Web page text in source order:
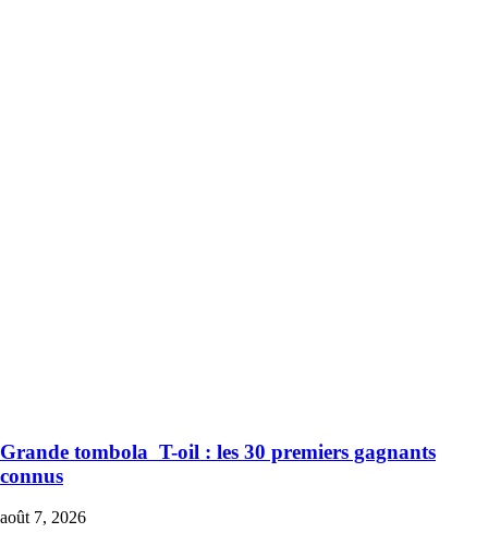
Grande tombola T-oil : les 30 premiers gagnants
connus
août 7, 2026